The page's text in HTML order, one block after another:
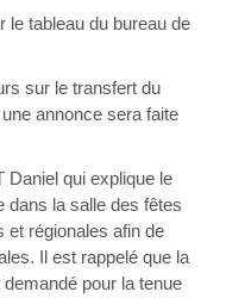
le tableau du bureau de
sur le transfert du
annonce sera faite
Daniel qui explique le
dans la salle des fêtes
et régionales afin de
Il est rappelé que la
pour la tenue